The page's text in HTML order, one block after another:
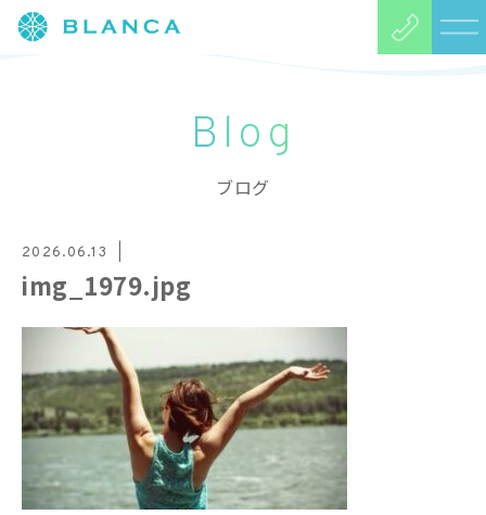
Blog
ブログ
2026.06.13
img_1979.jpg